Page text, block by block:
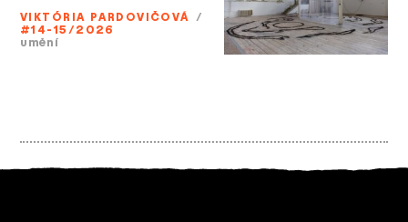
VIKTÓRIA PARDOVIČOVÁ /
#14-15/2026
umění